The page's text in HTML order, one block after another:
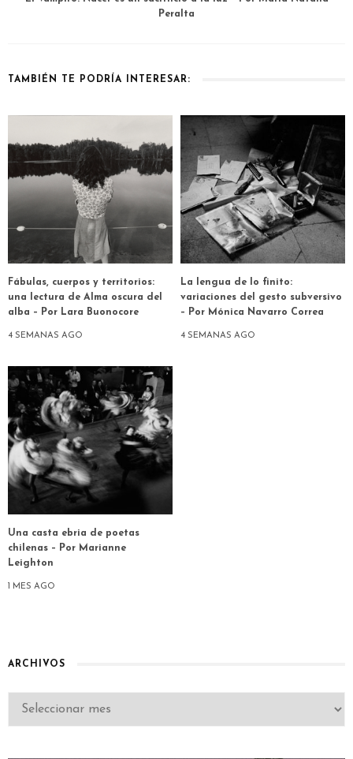
Peralta
TAMBIÉN TE PODRÍA INTERESAR:
Fábulas, cuerpos y territorios:
una lectura de Alma oscura del
alba – Por Lara Buonocore
4 SEMANAS AGO
La lengua de lo finito:
variaciones del gesto subversivo
– Por Mónica Navarro Correa
4 SEMANAS AGO
Una casta ebria de poetas
chilenas – Por Marianne
Leighton
1 MES AGO
ARCHIVOS